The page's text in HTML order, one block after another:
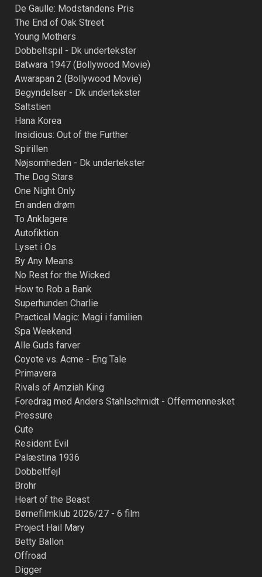
De Gaulle: Modstandens Pris
The End of Oak Street
Young Mothers
Dobbeltspil - Dk undertekster
Batwara 1947 (Bollywood Movie)
Awarapan 2 (Bollywood Movie)
Begyndelser - Dk undertekster
Saltstien
Hana Korea
Insidious: Out of the Further
Spirillen
Nøjsomheden - Dk undertekster
The Dog Stars
One Night Only
En anden drøm
To Anklagere
Autofiktion
Lyset i Os
By Any Means
No Rest for the Wicked
How to Rob a Bank
Superhunden Charlie
Practical Magic: Magi i familien
Spa Weekend
Alle Guds farver
Coyote vs. Acme - Eng Tale
Primavera
Rivals of Amziah King
Foredrag med Anders Stahlschmidt - Offermennesket
Pressure
Cute
Resident Evil
Palæstina 1936
Dobbeltfejl
Brohr
Heart of the Beast
Børnefilmklub 2026/27 - 6 film
Project Hail Mary
Betty Ballon
Offroad
Digger